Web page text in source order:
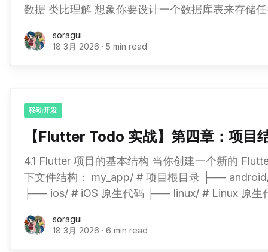
数据 类比理解 想象你要设计一个数据库表来存储任务信息： 1CREATE
soragui
18 3月 2026 · 5 min read
移动开发
【Flutter Todo 实战】第四章：项目
4.1 Flutter 项目的基本结构 当你创建一个新的 Flutter 项目时，会自动生成以
下文件结构： my_app/ # 项目根目录 ├── android/ # Android 原生代码
├── ios/ # iOS 原生代码 ├── linux/ # Linux 原生代码 ├── macos/ #
原生代码 ├── lib/
soragui
18 3月 2026 · 6 min read